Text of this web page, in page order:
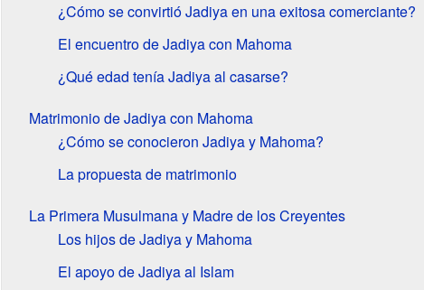
¿Cómo se convirtió Jadiya en una exitosa comerciante?
El encuentro de Jadiya con Mahoma
¿Qué edad tenía Jadiya al casarse?
Matrimonio de Jadiya con Mahoma
¿Cómo se conocieron Jadiya y Mahoma?
La propuesta de matrimonio
La Primera Musulmana y Madre de los Creyentes
Los hijos de Jadiya y Mahoma
El apoyo de Jadiya al Islam